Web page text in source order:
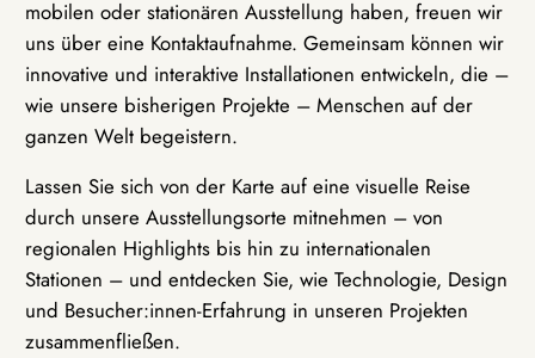
mobilen oder stationären Ausstellung haben, freuen wir
uns über eine Kontaktaufnahme. Gemeinsam können wir
innovative und interaktive Installationen entwickeln, die –
wie unsere bisherigen Projekte – Menschen auf der
ganzen Welt begeistern.
Lassen Sie sich von der Karte auf eine visuelle Reise
durch unsere Ausstellungsorte mitnehmen – von
regionalen Highlights bis hin zu internationalen
Stationen – und entdecken Sie, wie Technologie, Design
und Besucher:innen-Erfahrung in unseren Projekten
zusammenfließen.